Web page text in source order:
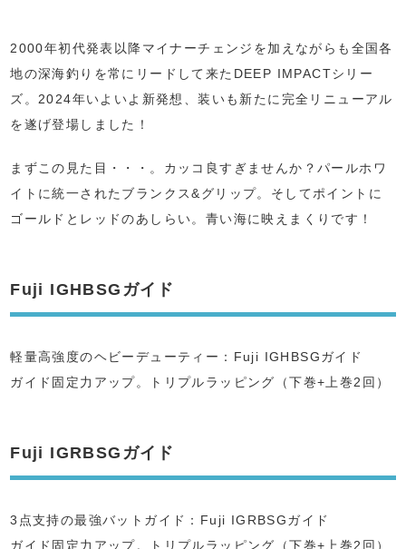
2000年初代発表以降マイナーチェンジを加えながらも全国各
地の深海釣りを常にリードして来たDEEP IMPACTシリー
ズ。2024年いよいよ新発想、装いも新たに完全リニューアル
を遂げ登場しました！
まずこの見た目・・・。カッコ良すぎませんか？パールホワ
イトに統一されたブランクス&グリップ。そしてポイントに
ゴールドとレッドのあしらい。青い海に映えまくりです！
Fuji IGHBSGガイド
軽量高強度のヘビーデューティー：Fuji IGHBSGガイド
ガイド固定力アップ。トリプルラッピング（下巻+上巻2回）
Fuji IGRBSGガイド
3点支持の最強バットガイド：Fuji IGRBSGガイド
ガイド固定力アップ。トリプルラッピング（下巻+上巻2回）